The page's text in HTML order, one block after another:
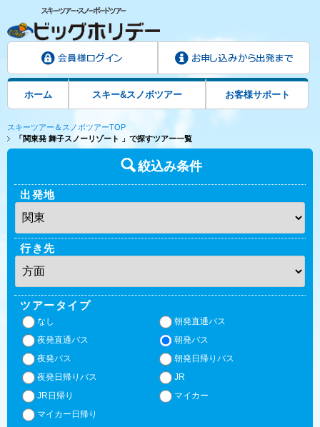
ホーム スキー&スノボツアー お客様サポート
スキーツアー＆スノボツアーTOP
「関東発 舞子スノーリゾート 」で探すツアー一覧
絞込み条件
出発地
行き先
ツアータイプ
なし
朝発直通バス
夜発直通バス
朝発バス
夜発バス
朝発日帰りバス
夜発日帰りバス
JR
JR日帰り
マイカー
マイカー日帰り